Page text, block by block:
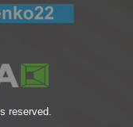
reserved.